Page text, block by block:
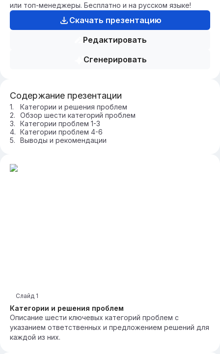
или топ-менеджеры. Бесплатно и на русском языке!
Скачать презентацию
Редактировать
Сгенерировать
Содержание презентации
Категории и решения проблем
Обзор шести категорий проблем
Категории проблем 1-3
Категории проблем 4-6
Выводы и рекомендации
Категории и решения проблем
Слайд 1
Описание шести ключевых категорий проблем с
указанием ответственных и предложением решений для
каждой из них.